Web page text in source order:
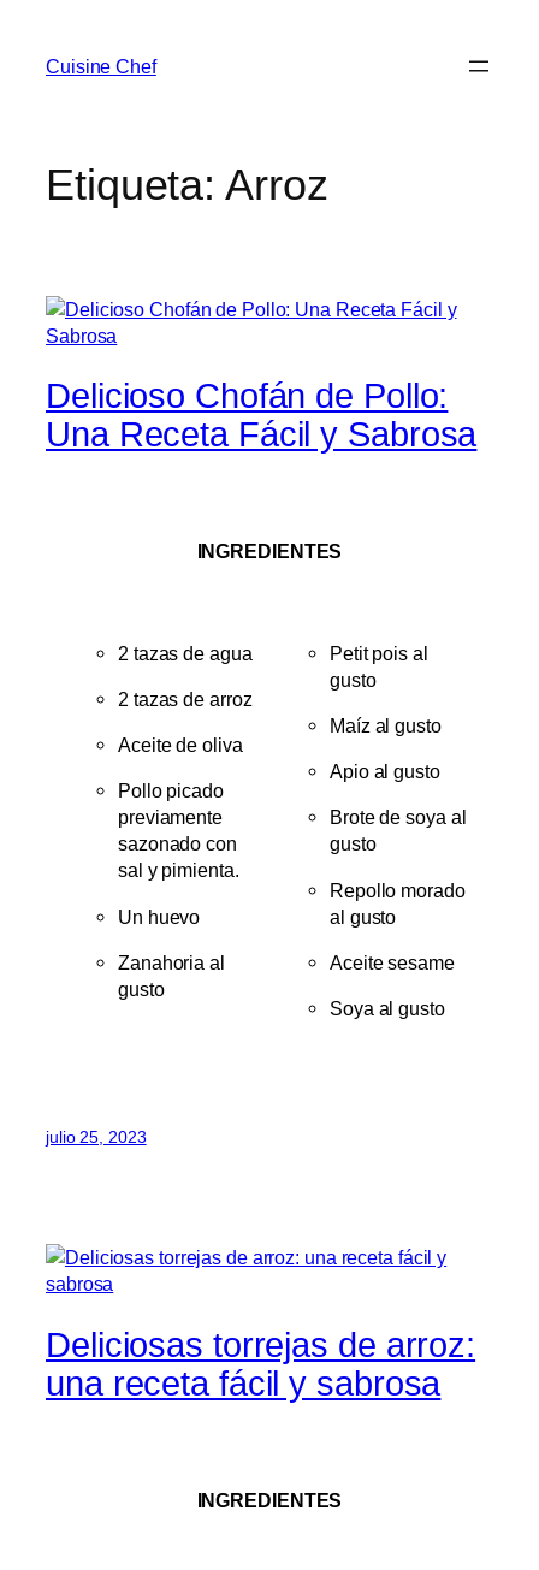
Cuisine Chef
Etiqueta: Arroz
Delicioso Chofán de Pollo:
Una Receta Fácil y Sabrosa
INGREDIENTES
2 tazas de agua
2 tazas de arroz
Aceite de oliva
Pollo picado
previamente
sazonado con
sal y pimienta.
Un huevo
Zanahoria al
gusto
Petit pois al
gusto
Maíz al gusto
Apio al gusto
Brote de soya al
gusto
Repollo morado
al gusto
Aceite sesame
Soya al gusto
julio 25, 2023
Deliciosas torrejas de arroz:
una receta fácil y sabrosa
INGREDIENTES